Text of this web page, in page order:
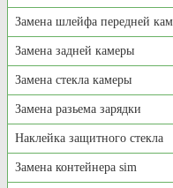
Замена шлейфа передней
Замена задней камеры
Замена стекла камеры
Замена разьема зарядки
Наклейка защитного стекла
Замена контейнера sim